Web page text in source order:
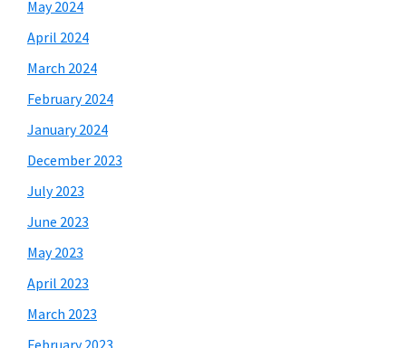
May 2024
April 2024
March 2024
February 2024
January 2024
December 2023
July 2023
June 2023
May 2023
April 2023
March 2023
February 2023